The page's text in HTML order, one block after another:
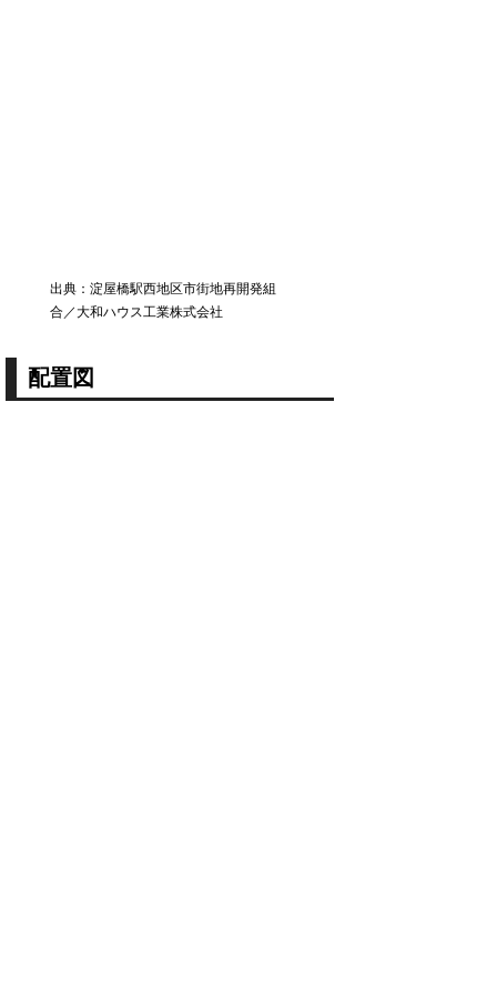
出典：淀屋橋駅西地区市街地再開発組
合／大和ハウス工業株式会社
配置図